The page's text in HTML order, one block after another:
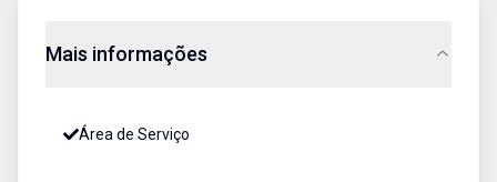
Mais informações
Área de Serviço